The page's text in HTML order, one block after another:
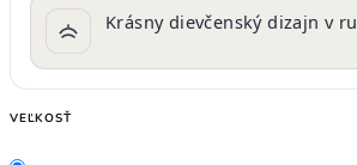
Krásny dievčenský dizajn v
VEĽKOSŤ